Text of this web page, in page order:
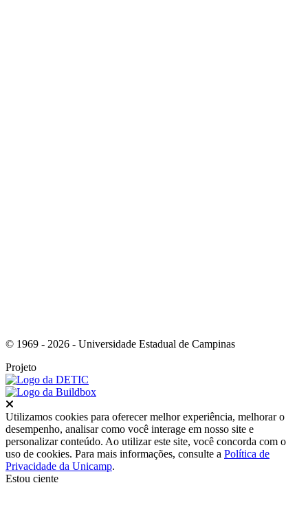
© 1969 - 2026 - Universidade Estadual de Campinas
Projeto
Utilizamos cookies para oferecer melhor experiência, melhorar o
desempenho, analisar como você interage em nosso site e
personalizar conteúdo. Ao utilizar este site, você concorda com o
uso de cookies. Para mais informações, consulte a Política de
Privacidade da Unicamp.
Estou ciente